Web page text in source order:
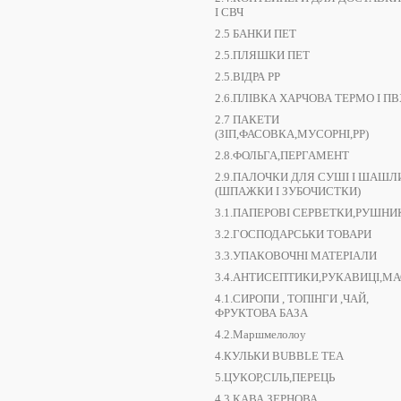
І СВЧ
2.5 БАНКИ ПЕТ
2.5.ПЛЯШКИ ПЕТ
2.5.ВІДРА РР
2.6.ПЛІВКА ХАРЧОВА ТЕРМО І
2.7 ПАКЕТИ
(ЗІП,ФАСОВКА,МУСОРНІ,РР)
2.8.ФОЛЬГА,ПЕРГАМЕНТ
2.9.ПАЛОЧКИ ДЛЯ СУШІ І
(ШПАЖКИ І ЗУБОЧИСТКИ)
3.1.ПАПЕРОВІ
3.2.ГОСПОДАРСЬКИ ТОВАРИ
3.3.УПАКОВОЧНІ МАТЕРІАЛИ
4.1.СИРОПИ , ТОПІНГИ ,ЧАЙ,
ФРУКТОВА БАЗА
4.2.Маршмелолоу
4.КУЛЬКИ BUBBLE TEA
5.ЦУКОР,СІЛЬ,ПЕРЕЦЬ